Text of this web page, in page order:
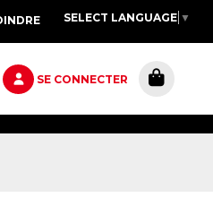
SELECT LANGUAGE ▼
SE CONNECTER